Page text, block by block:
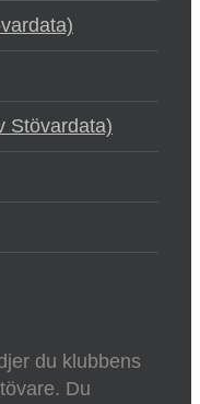
Stövardata)
du klubbens
Du